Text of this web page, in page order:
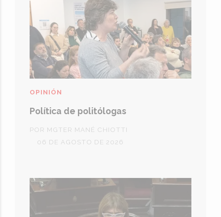
Política de politólogas
POR MGTER MANÉ CHIOTTI
OPINIÓN
06 DE AGOSTO DE 2026